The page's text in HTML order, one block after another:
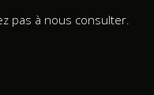
pas à nous consulter.